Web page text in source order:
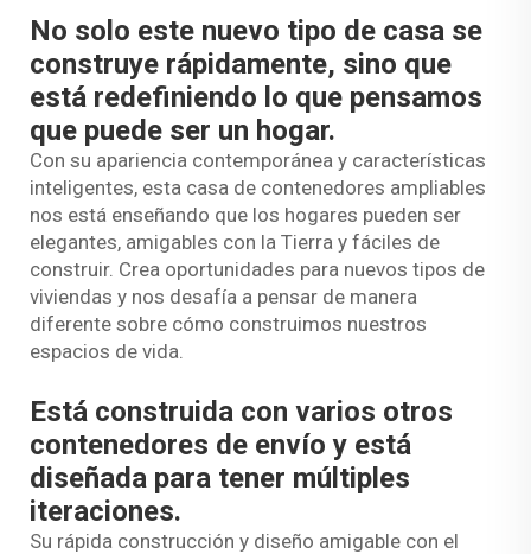
No solo este nuevo tipo de casa se
construye rápidamente, sino que
está redefiniendo lo que pensamos
que puede ser un hogar.
Con su apariencia contemporánea y características
inteligentes, esta casa de contenedores ampliables
nos está enseñando que los hogares pueden ser
elegantes, amigables con la Tierra y fáciles de
construir. Crea oportunidades para nuevos tipos de
viviendas y nos desafía a pensar de manera
diferente sobre cómo construimos nuestros
espacios de vida.
Está construida con varios otros
contenedores de envío y está
diseñada para tener múltiples
iteraciones.
Su rápida construcción y diseño amigable con el